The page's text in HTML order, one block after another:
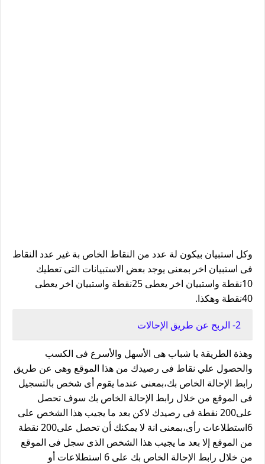
وكل استبيان بيكون لة عدد من النقاط الخاص بة غير عدد النقاط
فى استبيان اخر بمعنى يوجد بعض الاستبيانات التى تعطيك
10نقطة واستبيان اخر يعطى 25نقطة واستبيان اخر يعطى
40نقطة وهكذا.
2- الربح عن طريق الإحالات
وهذة الطريقة يا شباب هى الأسهل والأسرع فى الكسب
والحصول علي نقاط فى رصيدك من هذا الموقع وهى عن طريق
رابط الإحالة الخاص بك،بمعنى عندما يقوم أى شخص بالتسجيل
فى الموقع من خلال رابط الإحالة الخاص بك سوف تحصل
على200 نقطة فى رصيدك لاكن بعد ما يجيب هذا الشخص على
6استطلاعات رأى،بمعنى انة لا يمكنك أن تحصل على200 نقطة
من الموقع إلا بعد ما يجيب هذا الشخص الذى سجل فى الموقع
من خلال رابط الإحالة الخاص بك على 6 استطلاعات أو